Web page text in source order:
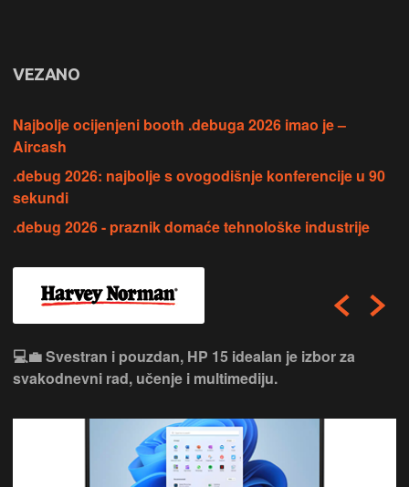
VEZANO
Najbolje ocijenjeni booth .debuga 2026 imao je –
Aircash
.debug 2026: najbolje s ovogodišnje konferencije u 90
sekundi
.debug 2026 - praznik domaće tehnološke industrije
💻💼 Svestran i pouzdan, HP 15 idealan je izbor za
svakodnevni rad, učenje i multimediju.